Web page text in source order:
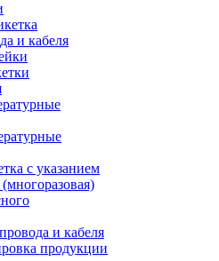
и кабеля
с указанием
и кабеля
продукции